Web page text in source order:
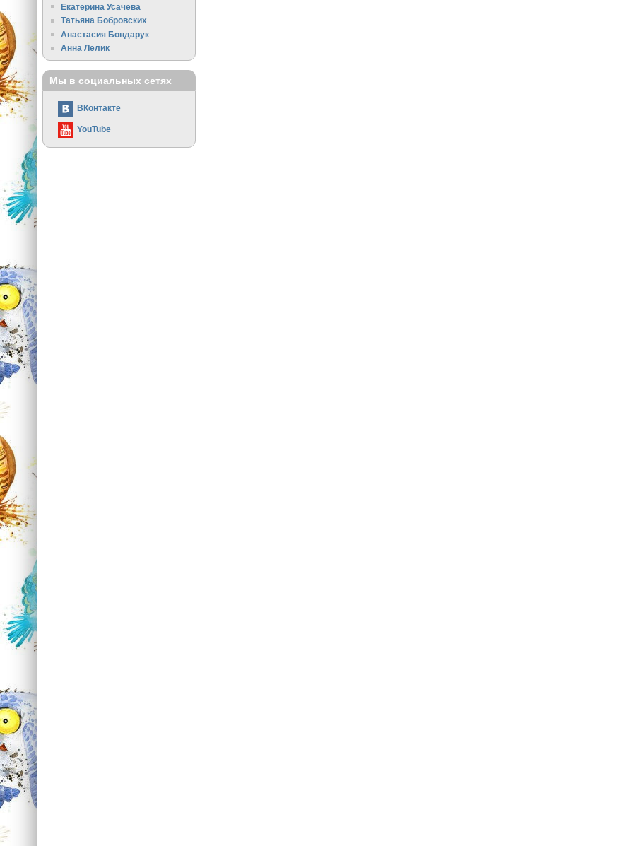
Екатерина Усачева
Татьяна Бобровских
Анастасия Бондарук
Анна Лелик
Мы в социальных сетях
ВКонтакте
YouTube